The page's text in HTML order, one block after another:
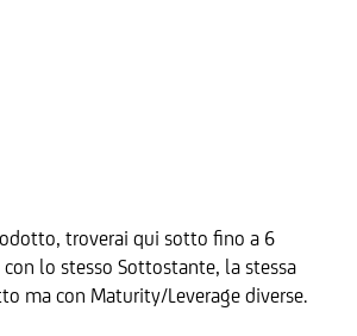
troverai qui sotto fino a 6
lo stesso Sottostante, la stessa
ma con Maturity/Leverage diverse.